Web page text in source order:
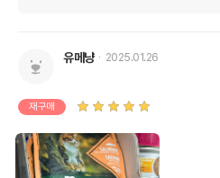
유메냥 2025.01.26
재구매